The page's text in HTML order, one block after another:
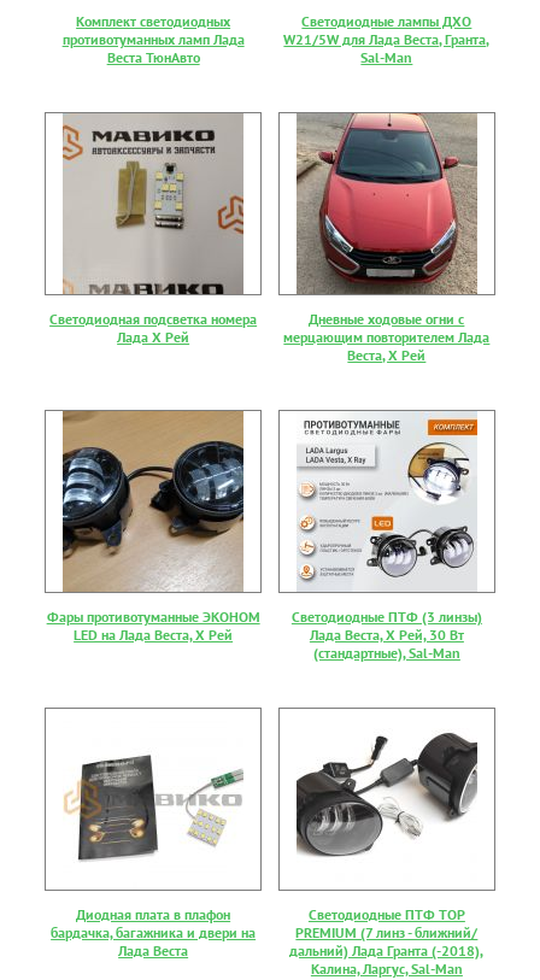
Комплект светодиодных
противотуманных ламп Лада
Веста ТюнАвто
Светодиодные лампы ДХО
W21/5W для Лада Веста, Гранта,
Sal-Man
Светодиодная подсветка номера
Лада Х Рей
Дневные ходовые огни с
мерцающим повторителем Лада
Веста, Х Рей
Фары противотуманные ЭКОНОМ
LED на Лада Веста, Х Рей
Светодиодные ПТФ (3 линзы)
Лада Веста, Х Рей, 30 Вт
(стандартные), Sal-Man
Диодная плата в плафон
бардачка, багажника и двери на
Лада Веста
Светодиодные ПТФ TOP
PREMIUM (7 линз - ближний/
дальний) Лада Гранта (-2018),
Калина, Ларгус, Sal-Man